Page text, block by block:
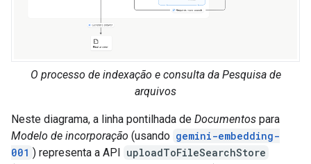
O processo de indexação e consulta da Pesquisa de
arquivos
Neste diagrama, a linha pontilhada de Documentos para
Modelo de incorporação (usando gemini-embedding-
001 ) representa a API uploadToFileSearchStore